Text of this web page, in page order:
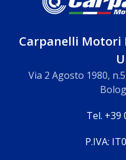
Carpanelli Motori
Via 2 Agosto 1980,
Tel. +39
P.IVA: